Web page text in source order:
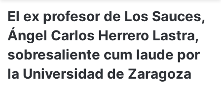
El ex profesor de Los Sauces,
Ángel Carlos Herrero Lastra,
sobresaliente cum laude por
la Universidad de Zaragoza